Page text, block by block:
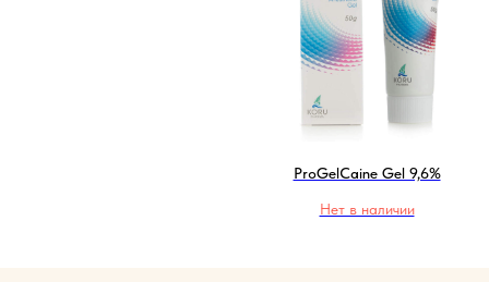
ProGelCaine Gel 9,6%
Нет в наличии